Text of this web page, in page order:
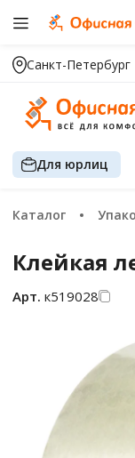
Санкт-Петербург
Для юрлиц
Каталог
Клейкая
Арт. к519028